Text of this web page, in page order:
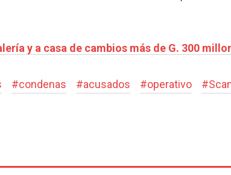
y a casa de cambios más de G. 300
#condenas #acusados #operativo #